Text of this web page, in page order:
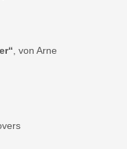
, von Arne